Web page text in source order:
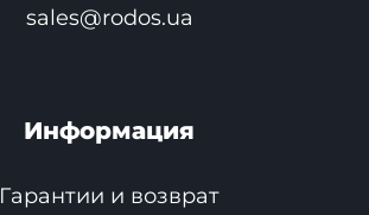
sales@rodos.ua
Информация
Гарантии и возврат